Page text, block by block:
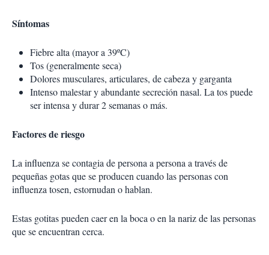
Síntomas
Fiebre alta (mayor a 39ºC)
Tos (generalmente seca)
Dolores musculares, articulares, de cabeza y garganta
Intenso malestar y abundante secreción nasal. La tos puede
ser intensa y durar 2 semanas o más.
Factores de riesgo
La influenza se contagia de persona a persona a través de
pequeñas gotas que se producen cuando las personas con
influenza tosen, estornudan o hablan.
Estas gotitas pueden caer en la boca o en la nariz de las personas
que se encuentran cerca.